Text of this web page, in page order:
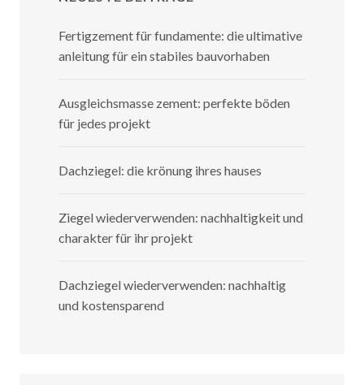
Fertigzement für fundamente: die ultimative
anleitung für ein stabiles bauvorhaben
Ausgleichsmasse zement: perfekte böden
für jedes projekt
Dachziegel: die krönung ihres hauses
Ziegel wiederverwenden: nachhaltigkeit und
charakter für ihr projekt
Dachziegel wiederverwenden: nachhaltig
und kostensparend